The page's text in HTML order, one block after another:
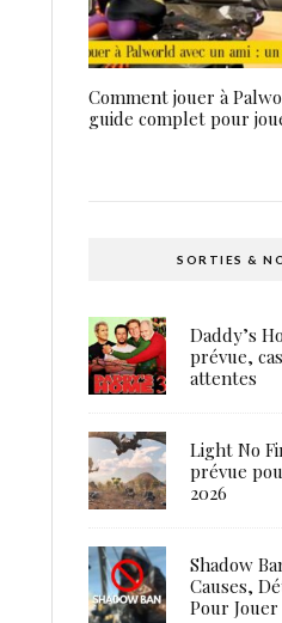
Comment jouer à
guide complet pour
SORTIES &
Daddy’s
prévue,
attentes
Light No
prévue
2026
Shadow
Causes,
Pour